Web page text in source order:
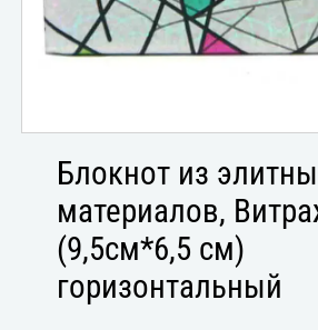
Блокнот из
материалов,
(9,5см*6,5 см)
горизонтальный